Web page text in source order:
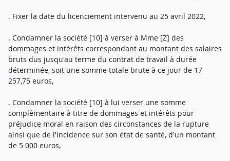
. Fixer la date du licenciement intervenu au 25 avril 2022,
. Condamner la société [10] à verser à Mme [Z] des
dommages et intérêts correspondant au montant des salaires
bruts dus jusqu'au terme du contrat de travail à durée
déterminée, soit une somme totale brute à ce jour de 17
257,75 euros,
. Condamner la société [10] à lui verser une somme
complémentaire à titre de dommages et intérêts pour
préjudice moral en raison des circonstances de la rupture
ainsi que de l'incidence sur son état de santé, d'un montant
de 5 000 euros,